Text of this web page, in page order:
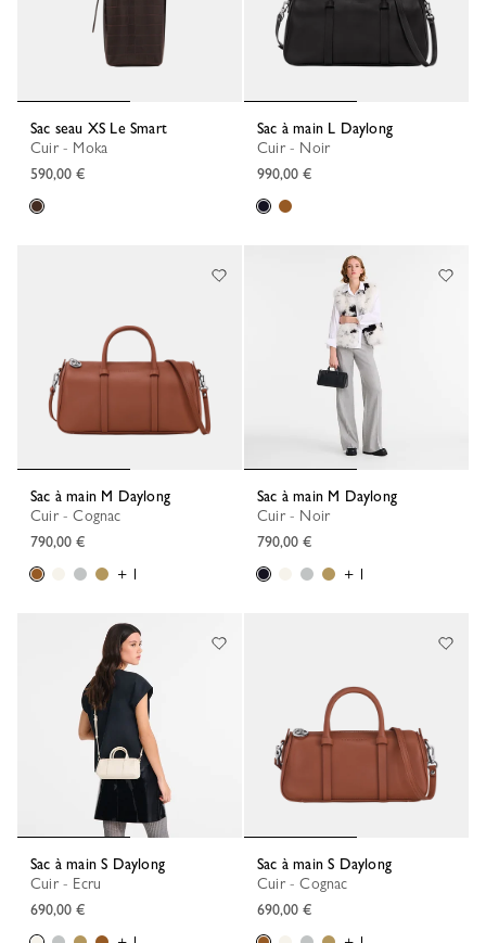
Sac seau XS Le Smart
Cuir - Moka
590,00 €
Sac à main L Daylong
Cuir - Noir
990,00 €
Sac à main M Daylong
Cuir - Cognac
790,00 €
+ 1
Sac à main M Daylong
Cuir - Noir
790,00 €
+ 1
Sac à main S Daylong
Cuir - Ecru
690,00 €
Sac à main S Daylong
Cuir - Cognac
690,00 €